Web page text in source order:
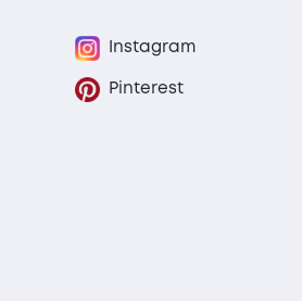
Instagram
Pinterest